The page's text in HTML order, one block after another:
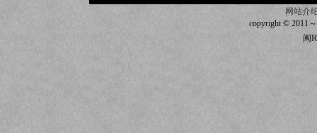
网站介
copyright © 2011
闽